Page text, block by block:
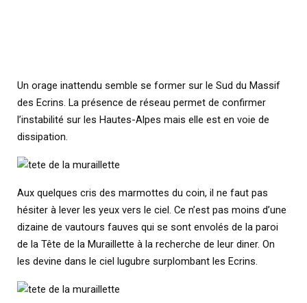
Un orage inattendu semble se former sur le Sud du Massif
des Ecrins. La présence de réseau permet de confirmer
l’instabilité sur les Hautes-Alpes mais elle est en voie de
dissipation.
Aux quelques cris des marmottes du coin, il ne faut pas
hésiter à lever les yeux vers le ciel. Ce n’est pas moins d’une
dizaine de vautours fauves qui se sont envolés de la paroi
de la Tête de la Muraillette à la recherche de leur diner. On
les devine dans le ciel lugubre surplombant les Ecrins.